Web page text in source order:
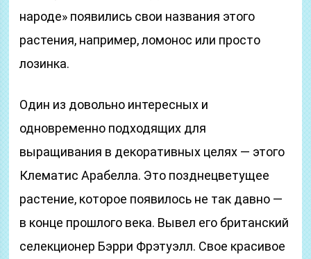
народе» появились свои названия этого
растения, например, ломонос или просто
лозинка.
Один из довольно интересных и
одновременно подходящих для
выращивания в декоративных целях — этого
Клематис Арабелла. Это позднецветущее
растение, которое появилось не так давно —
в конце прошлого века. Вывел его британский
селекционер Бэрри Фрэтуэлл. Свое красивое